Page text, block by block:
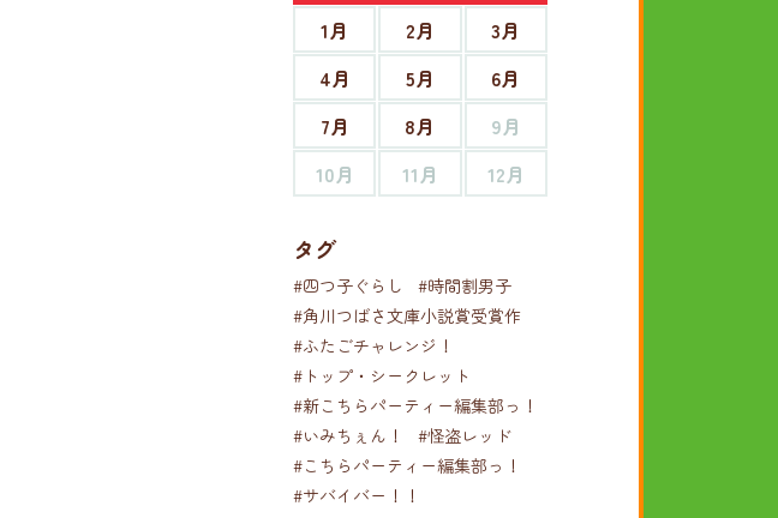
1月 2月
3月
4月
5月
6月
7月
8月
9月
10月
11月 12月
タグ
#四つ子ぐらし
#時間割男子
#角川つばさ文庫小説賞受賞作
#ふたごチャレンジ！
#トップ・シークレット
#新こちらパーティー編集部っ！
#いみちぇん！
#怪盗レッド
#こちらパーティー編集部っ！
#サバイバー！！